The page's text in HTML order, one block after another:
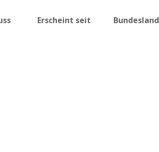
Erscheint seit Bundesland